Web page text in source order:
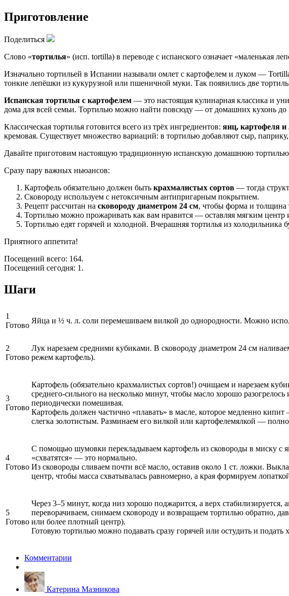
Приготовление
Поделиться
Слово «тортилья» (исп. tortilla) в переводе с испанского означает «маленькая
Изначально тортильей в Испании называли омлет с картофелем и луком —
тонкие лепёшки из кукурузной или пшеничной муки. Так появились две
Испанская тортилья с картофелем — это настоящая кулинарная классика и
дома для всей семьи. Тортилью можно найти повсюду — от домашних кухонь до
Классическая тортилья готовится всего из трёх ингредиентов: яиц, картофеля и
кремовая. Существует множество вариаций: в тортилью добавляют сыр,
Давайте приготовим настоящую традиционную испанскую домашнюю
Сразу пару важных ньюансов:
Картофель обязательно должен быть крахмалистых сортов — тогда
Сковороду используем с нетоксичным антипригарным покрытием.
Рецепт рассчитан на сковороду диаметром 24 см, чтобы форма и толщина
Тортилью можно прожаривать как вам нравится — оставляя мягким центр
Тортилью едят горячей и холодной. Вчерашняя тортилья из холодильника
Приятного аппетита!
Посещений всего: 164.
Посещений сегодня: 1.
Шаги
1
Готово
Яйца и ½ ч. л. соли перемешиваем вилкой до однородности. Можно
2
Готово
Лук нарезаем средними кубиками. В сковороду диаметром 24 см
режем картофель).
3
Готово
Картофель (обязательно крахмалистых сортов!) очищаем и нарезаем
среднего-сильного на несколько минут, чтобы масло хорошо
периодически помешивая.
Картофель должен частично «плавать» в масле, которое медленно
слегка золотистым. Разминаем его вилкой или картофелемялкой —
4
Готово
С помощью шумовки перекладываем картофель из сковороды в миску с
«схватятся» — это нормально.
Из сковороды сливаем почти всё масло, оставив около 1 ст. ложки.
центр, чтобы масса схватывалась равномерно, а края формируем
5
Готово
Через 3–5 минут, когда низ хорошо поджарится, а верх
переворачиваем, снимаем сковороду и возвращаем тортилью обратно,
или более плотный центр).
Готовую тортилью можно подавать сразу горячей или остудить и подать
Комментарии
Катерина Мазникова